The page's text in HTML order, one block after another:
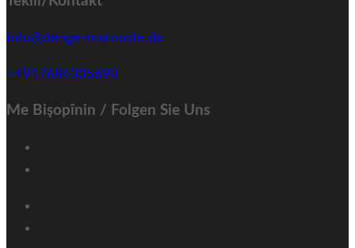
info@denge-mamoste.de
+4917684305690
Me Bişopînin / Folgen Sie Uns